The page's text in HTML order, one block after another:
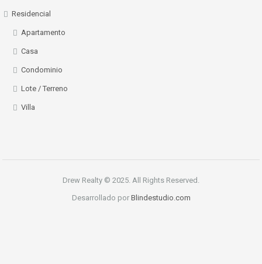
Residencial
Apartamento
Casa
Condominio
Lote / Terreno
Villa
Drew Realty © 2025. All Rights Reserved.
Desarrollado por Blindestudio.com